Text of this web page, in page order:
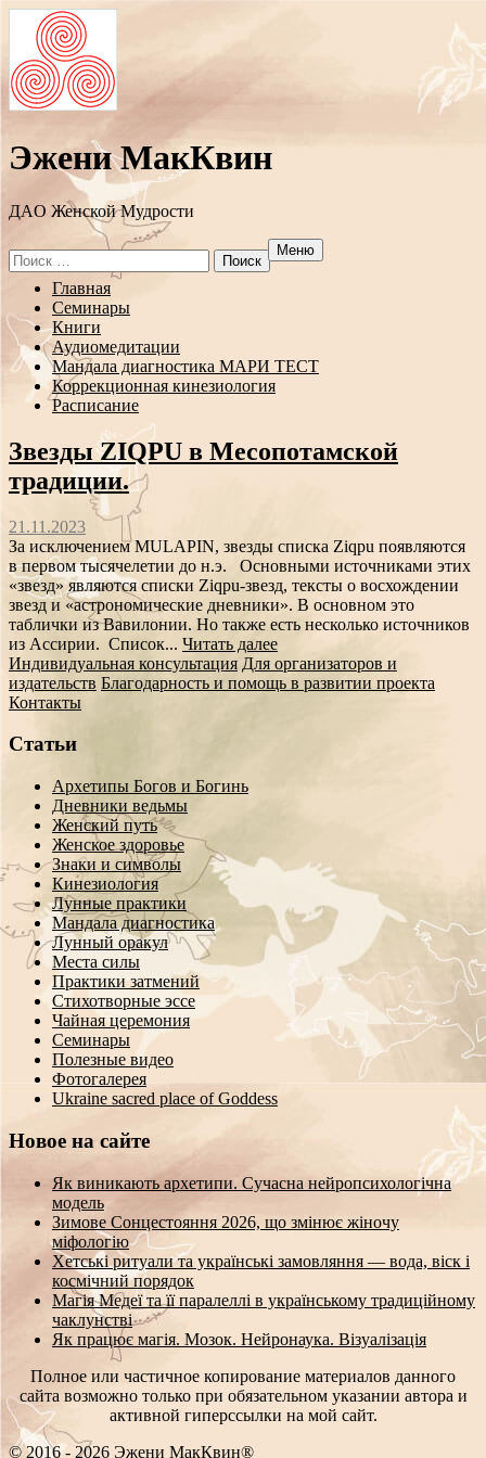
Эжени МакКвин
ДAO Женской Мудрости
Search
for:
Меню
Перейти
содержанию
Главная
Семинары
Книги
Аудиомедитации
Мандала диагностика МАРИ ТЕСТ
Коррекционная кинезиология
Расписание
Звезды ZIQPU в Месопотамской
традиции.
21.11.2023
За исключением MULAPIN, звезды списка Ziqpu появляются
в первом тысячелетии до н.э. Основными источниками этих
«звезд» являются списки Ziqpu-звезд, тексты о восхождении
звезд и «астрономические дневники». В основном это
таблички из Вавилонии. Но также есть несколько источников
из Ассирии. Список... Читать далее
Индивидуальная консультация Для организаторов и
издательств Благодарность и помощь в развитии проекта
Контакты
Статьи
Архетипы Богов и Богинь
Дневники ведьмы
Женский путь
Женское здоровье
Знаки и символы
Кинезиология
Лунные практики
Мандала диагностика
Лунный оракул
Места силы
Практики затмений
Стихотворные эссе
Чайная церемония
Семинары
Полезные видео
Фотогалерея
Ukraine sacred place of Goddess
Новое на сайте
Як виникають архетипи. Сучасна нейропсихологічна
модель
Зимове Сонцестояння 2026, що змінює жіночу
міфологію
Хетські ритуали та українські замовляння — вода, віск і
космічний порядок
Магія Медеї та її паралеллі в українському традиційному
чаклунстві
Як працює магія. Мозок. Нейронаука. Візуалізація
Полное или частичное копирование материалов данного
сайта возможно только при обязательном указании автора и
активной гиперссылки на мой сайт.
© 2016 - 2026 Эжени МакКвин®